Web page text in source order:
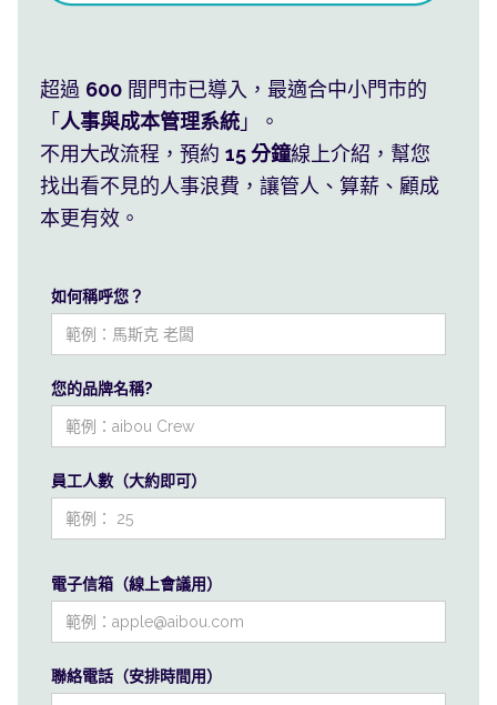
超過 600 間門市已導入，最適合中小門市的
「人事與成本管理系統 」。
不用大改流程，預約 15 分鐘線上介紹，幫您
找出看不見的人事浪費，讓管人、算薪、顧成
本更有效。
如何稱呼您？
您的品牌名稱?
員工人數（大約即可）
電子信箱（線上會議用）
聯絡電話（安排時間用）